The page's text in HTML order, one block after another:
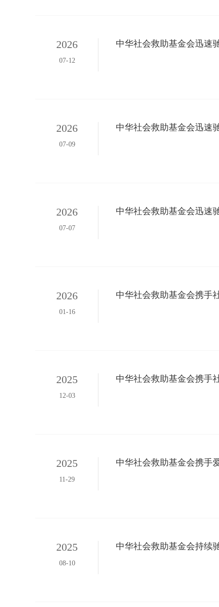
2026
07-12
中华社会救助基金会迅速
2026
07-09
中华社会救助基金会迅速
2026
07-07
中华社会救助基金会迅速
2026
01-16
中华社会救助基金会携手
2025
12-03
中华社会救助基金会携手
2025
11-29
中华社会救助基金会携手
2025
08-10
中华社会救助基金会持续